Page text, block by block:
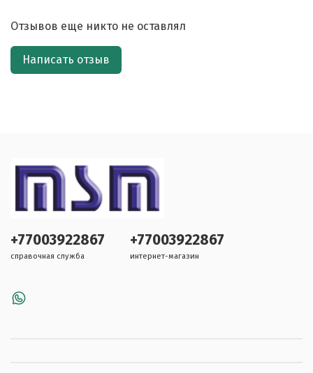
Отзывов еще никто не оставлял
Написать отзыв
+77003922867
справочная служба
+77003922867
интернет-магазин